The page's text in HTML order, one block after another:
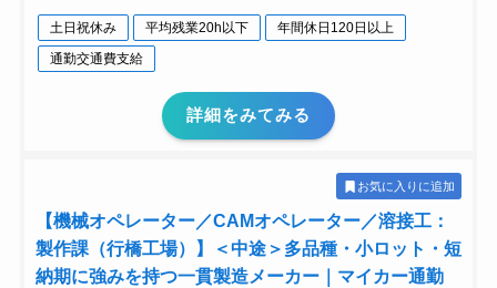
土日祝休み 平均残業20h以下
年間休日120日以上
通勤交通費支給
詳細をみてみる
お気に入りに追加
【機械オペレーター／CAMオペレーター／溶接工：
製作課（行橋工場）】＜中途＞多品種・小ロット・短
納期に強みを持つ一貫製造メーカー｜マイカー通勤